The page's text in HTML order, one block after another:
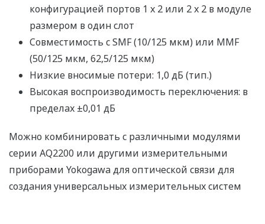
конфигурацией портов 1 x 2 или 2 x 2 в модуле
размером в один слот
Совместимость с SMF (10/125 мкм) или MMF
(50/125 мкм, 62,5/125 мкм)
Низкие вносимые потери: 1,0 дБ (тип.)
Высокая воспроизводимость переключения: в
пределах ±0,01 дБ
Можно комбинировать с различными модулями
серии AQ2200 или другими измерительными
приборами Yokogawa для оптической связи для
создания универсальных измерительных систем